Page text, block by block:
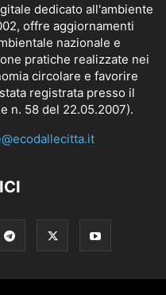
dedicato all'ambiente
offre aggiornamenti
nazionale e
pratiche realizzate nei
circolare e favorire
registrata presso il
n. 58 del 22.05.2007).